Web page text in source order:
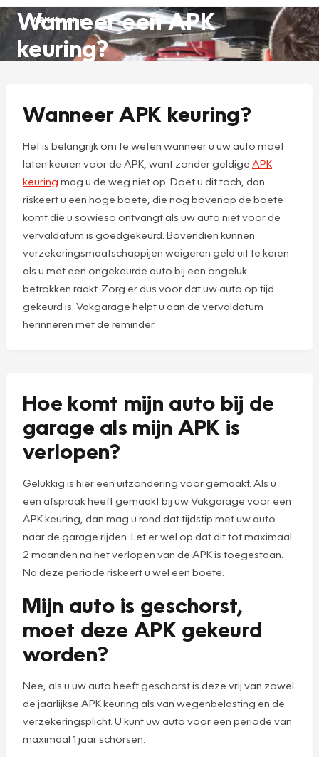
APK Keuring
Wanneer een APK
keuring?
Wanneer APK keuring?
Het is belangrijk om te weten wanneer u uw auto moet
laten keuren voor de APK, want zonder geldige APK
keuring mag u de weg niet op. Doet u dit toch, dan
riskeert u een hoge boete, die nog bovenop de boete
komt die u sowieso ontvangt als uw auto niet voor de
vervaldatum is goedgekeurd. Bovendien kunnen
verzekeringsmaatschappijen weigeren geld uit te keren
als u met een ongekeurde auto bij een ongeluk
betrokken raakt. Zorg er dus voor dat uw auto op tijd
gekeurd is. Vakgarage helpt u aan de vervaldatum
herinneren met de reminder.
Hoe komt mijn auto bij de
garage als mijn APK is
verlopen?
Gelukkig is hier een uitzondering voor gemaakt. Als u
een afspraak heeft gemaakt bij uw Vakgarage voor een
APK keuring, dan mag u rond dat tijdstip met uw auto
naar de garage rijden. Let er wel op dat dit tot maximaal
2 maanden na het verlopen van de APK is toegestaan.
Na deze periode riskeert u wel een boete.
Mijn auto is geschorst,
moet deze APK gekeurd
worden?
Nee, als u uw auto heeft geschorst is deze vrij van zowel
de jaarlijkse APK keuring als van wegenbelasting en de
verzekeringsplicht. U kunt uw auto voor een periode van
maximaal 1 jaar schorsen.